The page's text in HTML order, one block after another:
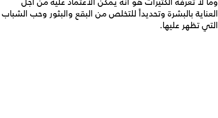
العناية بالبشرة وتحديداً للتخلص من البقع والبثور وحب الشباب
التي تظهر عليها.